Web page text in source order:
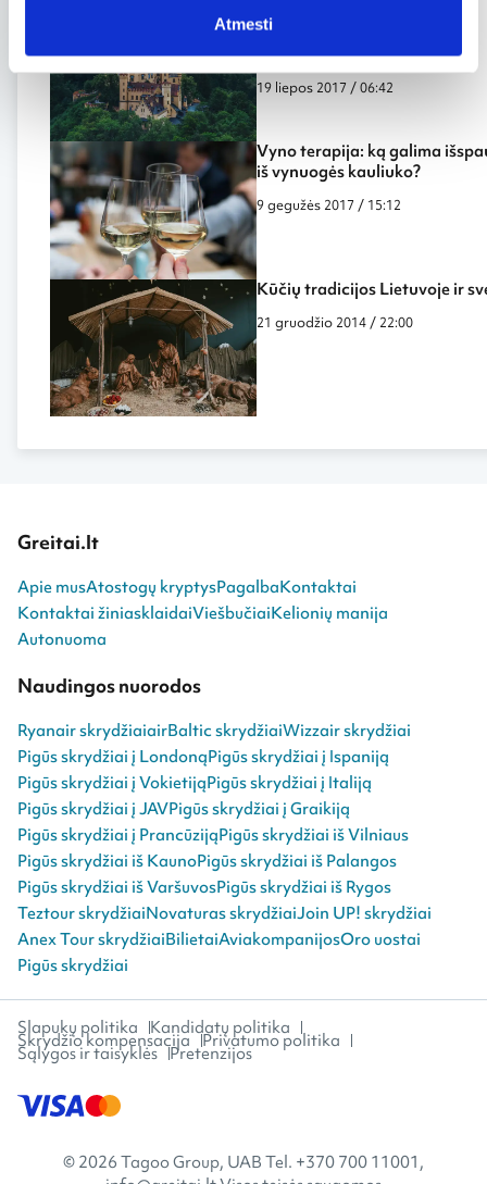
Atmesti
Lietuvių vystomas startuolis
atostogoms siūlo apsistoti
viduramžių pilyse ir kitose
nemažiau įspūdingose vietose
19 liepos 2017 / 06:42
Vyno terapija: ką galima
iš vynuogės kauliuko?
9 gegužės 2017 / 15:12
Kūčių tradicijos Lietuvoje ir
21 gruodžio 2014 / 22:00
Greitai.lt
Apie musAtostogų kryptysPagalbaKontaktai
Kontaktai žiniasklaidaiViešbučiaiKelionių manija
Autonuoma
Naudingos nuorodos
Ryanair skrydžiaiairBaltic skrydžiaiWizzair skrydžiai
Pigūs skrydžiai į LondonąPigūs skrydžiai į Ispaniją
Pigūs skrydžiai į VokietijąPigūs skrydžiai į Italiją
Pigūs skrydžiai į JAVPigūs skrydžiai į Graikiją
Pigūs skrydžiai į PrancūzijąPigūs skrydžiai iš Vilniaus
Pigūs skrydžiai iš KaunoPigūs skrydžiai iš Palangos
Pigūs skrydžiai iš VaršuvosPigūs skrydžiai iš Rygos
Teztour skrydžiaiNovaturas skrydžiaiJoin UP! skrydžiai
Anex Tour skrydžiaiBilietaiAviakompanijosOro uostai
Pigūs skrydžiai
Slapukų politika Kandidatų politika
Skrydžio kompensacija Privatumo politika
Sąlygos ir taisyklės Pretenzijos
© 2026 Tagoo Group, UAB Tel. +370 700 11001,